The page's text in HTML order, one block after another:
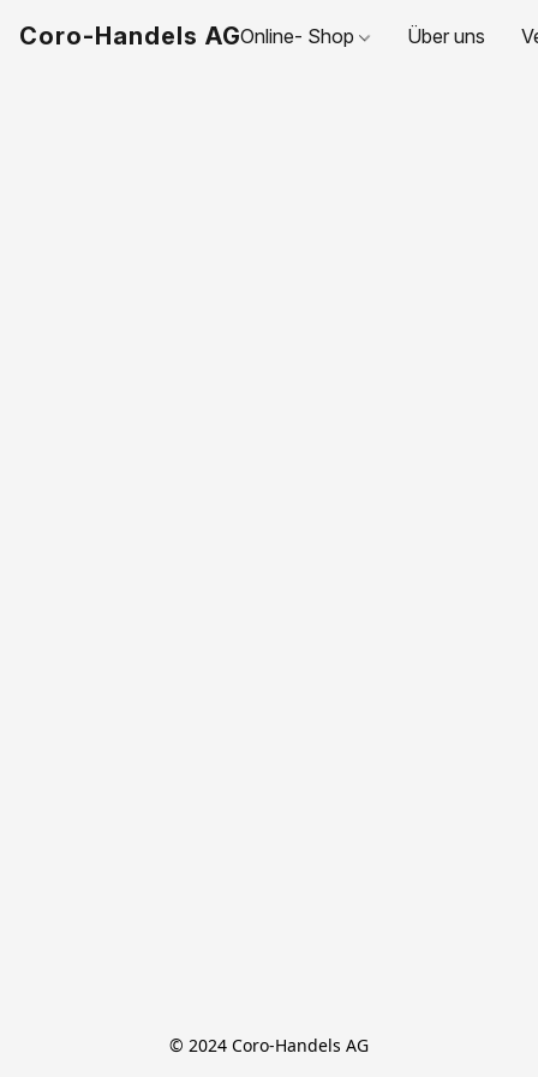
Coro-Handels AGOnline- Shop Über uns
© 2024 Coro-Handels AG